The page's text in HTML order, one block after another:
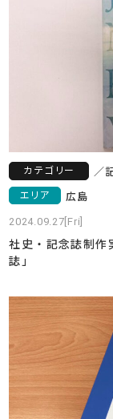
カテゴリー ／
エリア 広島
2024.09.27[Fri]
社史・記念誌制作
誌」